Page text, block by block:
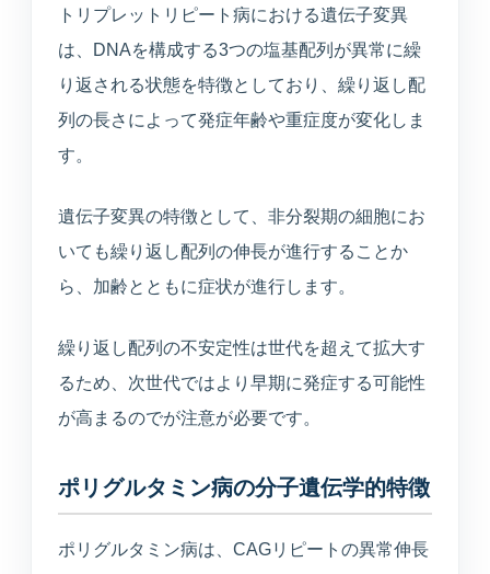
各施設の特徴と空室状況
空室状況
現在の空き状況を見る
入居相談室
入居相談・サービス相談
ご自宅や施設での生活支援
通所介護事業所いぶき
デイサービスすずかぜ
生活リハビリと日中支援
トリプレットリピート病における遺伝子変異
は、DNAを構成する3つの塩基配列が異常に繰
り返される状態を特徴としており、繰り返し配
列の長さによって発症年齢や重症度が変化しま
す。
遺伝子変異の特徴として、非分裂期の細胞にお
いても繰り返し配列の伸長が進行することか
ら、加齢とともに症状が進行します。
繰り返し配列の不安定性は世代を超えて拡大す
るため、次世代ではより早期に発症する可能性
が高まるのでが注意が必要です。
ポリグルタミン病の分子遺伝学的特徴
ポリグルタミン病は、CAGリピートの異常伸長